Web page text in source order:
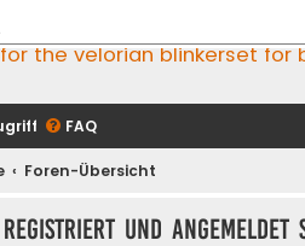
the velorian blinkerset for
FAQ
Foren-Übersicht
registriert und angemeldet